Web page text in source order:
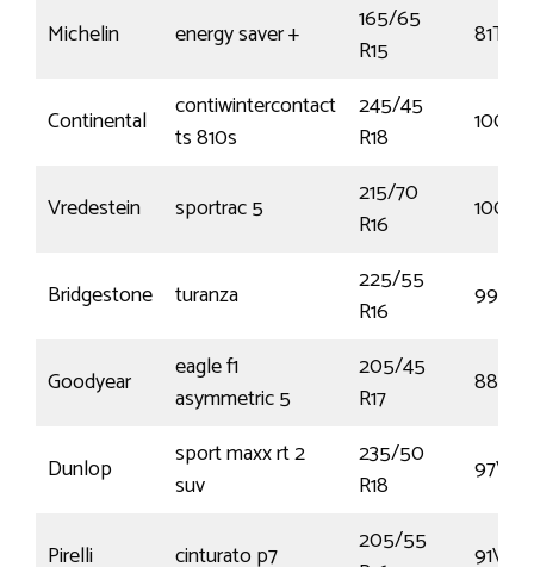
Michelin energy saver +
165/65
R15
81T
Continental
contiwintercontact
ts 810s
245/45
R18
100V
Vredestein sportrac 5
215/70
R16
100H
Bridgestone turanza
225/55
R16
99Y
Goodyear
eagle f1
asymmetric 5
205/45
R17
88Y
Dunlop
sport maxx rt 2
suv
235/50
R18
97V
Pirelli cinturato p7
205/55
91V